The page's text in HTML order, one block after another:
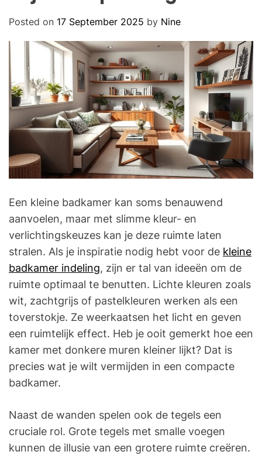
Posted on 17 September 2025 by Nine
Een kleine badkamer kan soms benauwend
aanvoelen, maar met slimme kleur- en
verlichtingskeuzes kan je deze ruimte laten
stralen. Als je inspiratie nodig hebt voor de kleine
badkamer indeling, zijn er tal van ideeën om de
ruimte optimaal te benutten. Lichte kleuren zoals
wit, zachtgrijs of pastelkleuren werken als een
toverstokje. Ze weerkaatsen het licht en geven
een ruimtelijk effect. Heb je ooit gemerkt hoe een
kamer met donkere muren kleiner lijkt? Dat is
precies wat je wilt vermijden in een compacte
badkamer.
Naast de wanden spelen ook de tegels een
cruciale rol. Grote tegels met smalle voegen
kunnen de illusie van een grotere ruimte creëren.